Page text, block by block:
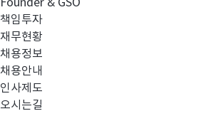
책임투자
재무현황
채용정보
채용안내
인사제도
오시는길
다음글
목록보기